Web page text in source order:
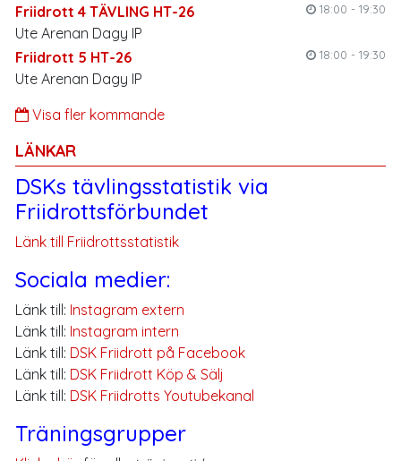
Friidrott 4 TÄVLING HT-26
18:00 - 19:30
Ute Arenan Dagy IP
Friidrott 5 HT-26
18:00 - 19:30
Ute Arenan Dagy IP
Visa fler kommande
LÄNKAR
DSKs tävlingsstatistik via
Friidrottsförbundet
Länk till Friidrottsstatistik
Sociala medier:
Länk till: Instagram extern
Länk till: Instagram intern
Länk till: DSK Friidrott på Facebook
Länk till: DSK Friidrott Köp & Sälj
Länk till: DSK Friidrotts Youtubekanal
Träningsgrupper